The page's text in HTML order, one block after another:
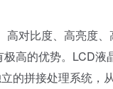
对比度、高亮度、
高的优势。LCD液
的拼接处理系统，